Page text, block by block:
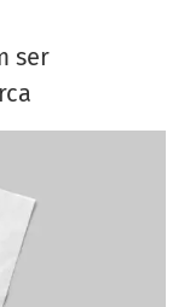
ser